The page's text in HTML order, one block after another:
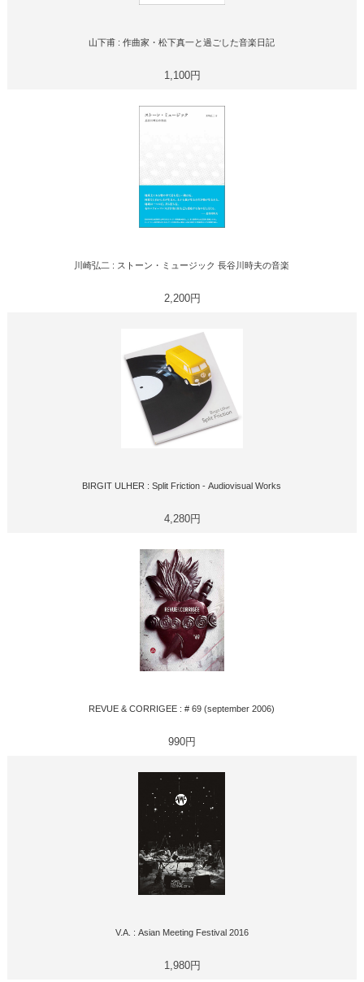
山下甫 : 作曲家・松下真一と過ごした音楽日記
1,100円
川崎弘二 : ストーン・ミュージック 長谷川時夫の音楽
2,200円
BIRGIT ULHER : Split Friction - Audiovisual Works
4,280円
REVUE & CORRIGEE : # 69 (september 2006)
990円
V.A. : Asian Meeting Festival 2016
1,980円